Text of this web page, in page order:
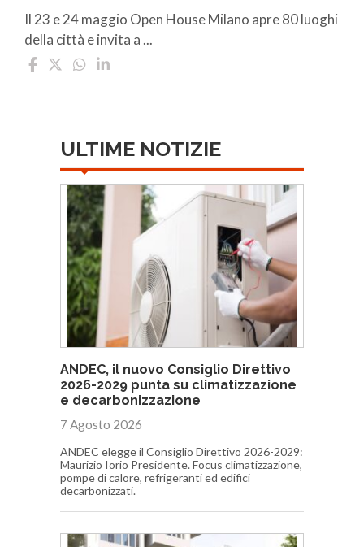
Il 23 e 24 maggio Open House Milano apre 80 luoghi
della città e invita a ...
ULTIME NOTIZIE
ANDEC, il nuovo Consiglio Direttivo
2026-2029 punta su climatizzazione
e decarbonizzazione
7 Agosto 2026
ANDEC elegge il Consiglio Direttivo 2026-2029:
Maurizio Iorio Presidente. Focus climatizzazione,
pompe di calore, refrigeranti ed edifici
decarbonizzati.